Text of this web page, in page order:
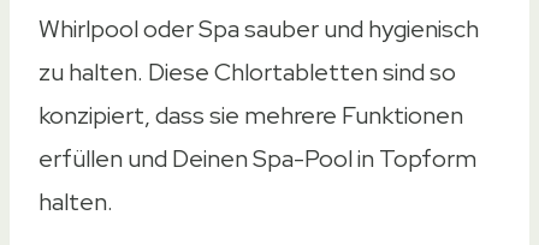
Gegen Algen wirksam
Whirlpool oder Spa sauber und hygienisch
zu halten. Diese Chlortabletten sind so
konzipiert, dass sie mehrere Funktionen
erfüllen und Deinen Spa-Pool in Topform
halten.